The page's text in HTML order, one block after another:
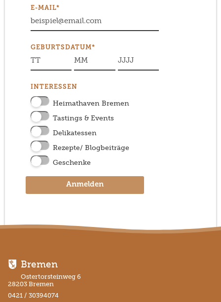
E-MAIL*
GEBURTSDATUM*
INTERESSEN
Heimathaven Bremen
Tastings & Events
Delikatessen
Rezepte/ Blogbeiträge
Geschenke
Anmelden
Bremen
Ostertorsteinweg 6
28203 Bremen
0421 / 30394074